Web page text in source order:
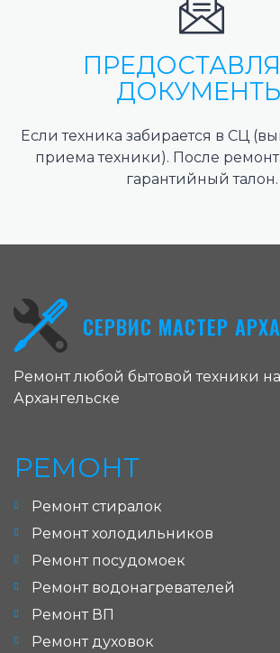
Если техника забирается в СЦ
приема техники). После
гарантийный талон.
СЕРВИС МАСТЕР
Ремонт любой бытовой техники
Архангельске
РЕМОНТ
Ремонт стиралок
Ремонт холодильников
Ремонт посудомоек
Ремонт водонагревателей
Ремонт ВП
Ремонт духовок